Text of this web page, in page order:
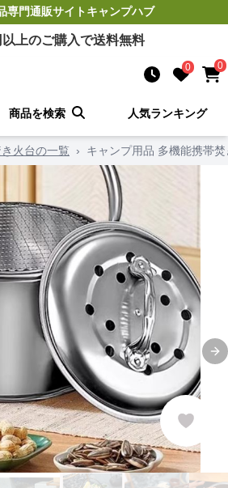
専門通販サイトキャンプハブ
上のご購入で送料無料
0 0
商品を検索 人気ランキング
火台の一覧 › キャンプ用品 多機能携帯